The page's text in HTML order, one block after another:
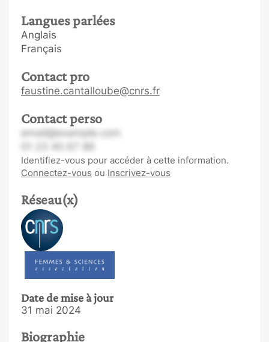
Langues parlées
Anglais
Français
Contact pro
faustine.cantalloube@cnrs.fr
Contact perso
email@example.com
Identifiez-vous pour accéder à cette information.
Connectez-vous ou Inscrivez-vous
Réseau(x)
Date de mise à jour
31 mai 2024
Biographie